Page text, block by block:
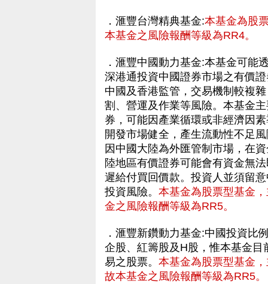
．滙豐台灣精典基金:本基金為股
本基金之風險報酬等級為RR4。
．滙豐中國動力基金:本基金可能
深港通投資中國證券市場之有價
中國及香港監管，交易機制較複
割、營運及作業等風險。本基金
券，可能因產業循環或非經濟因
開發市場健全，產生流動性不足
因中國大陸為外匯管制市場，在
陸地區有價證券可能會有資金無
遲給付買回價款。投資人並須留
投資風險。 本基金為股票型基金
金之風險報酬等級為RR5。
．滙豐新鑽動力基金:中國投資比
企股、紅籌股及H股，惟本基金
易之股票。 本基金為股票型基金
故本基金之風險報酬等級為RR5。